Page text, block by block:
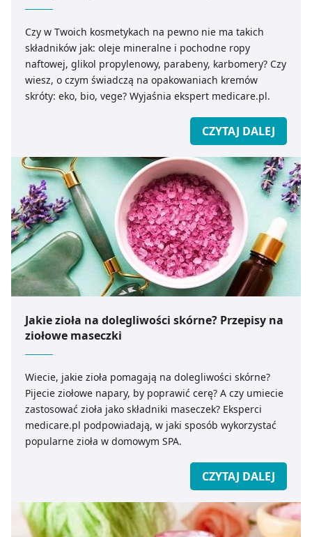
Czy w Twoich kosmetykach na pewno nie ma takich
składników jak: oleje mineralne i pochodne ropy
naftowej, glikol propylenowy, parabeny, karbomery? Czy
wiesz, o czym świadczą na opakowaniach kremów
skróty: eko, bio, vege? Wyjaśnia ekspert medicare.pl.
CZYTAJ DALEJ
Jakie zioła na dolegliwości skórne? Przepisy na
ziołowe maseczki
Wiecie, jakie zioła pomagają na dolegliwości skórne?
Pijecie ziołowe napary, by poprawić cerę? A czy umiecie
zastosować zioła jako składniki maseczek? Eksperci
medicare.pl podpowiadają, w jaki sposób wykorzystać
popularne zioła w domowym SPA.
CZYTAJ DALEJ